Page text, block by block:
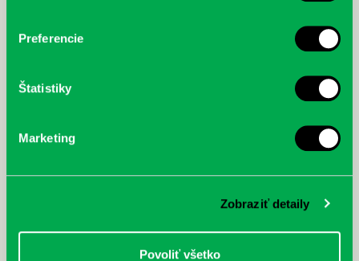
Preferencie
Štatistiky
Marketing
Zobraziť detaily
Povoliť všetko
cyklistu modernej doby:
nezastaviteľný